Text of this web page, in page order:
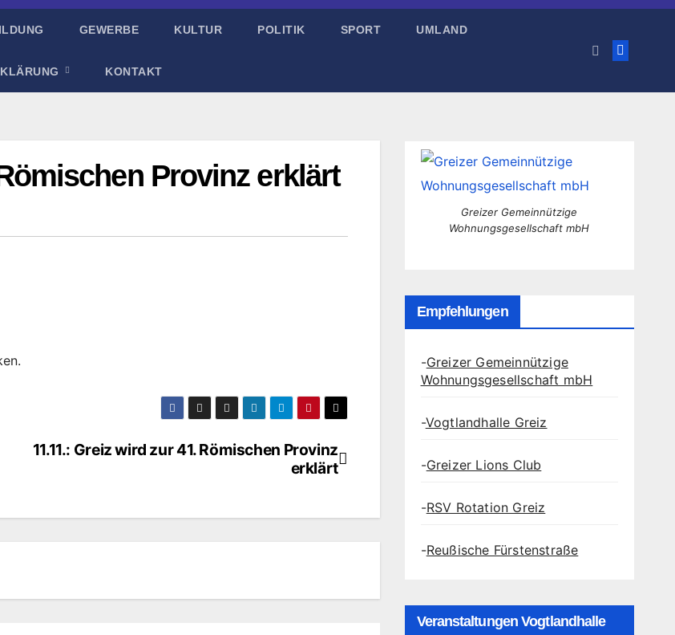
GEWERBE KULTUR POLITIK SPORT UMLAND
KONTAKT
Provinz erklärt
11.11.: Greiz wird zur 41. Römischen Provinz
erklärt
Greizer Gemeinnützige
Wohnungsgesellschaft mbH
Empfehlungen
-Greizer Gemeinnützige
Wohnungsgesellschaft mbH
-Vogtlandhalle Greiz
-Greizer Lions Club
-RSV Rotation Greiz
-Reußische Fürstenstraße
Veranstaltungen Vogtlandhalle